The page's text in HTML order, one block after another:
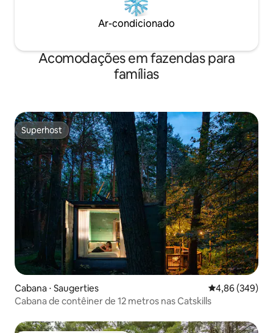
Ar-condicionado
Acomodações em fazendas para
famílias
Superhost
Superhost
Cabana ⋅ Saugerties 4,86 de uma
4,86 (349)
Cabana de contêiner de 12 metros nas Catskills